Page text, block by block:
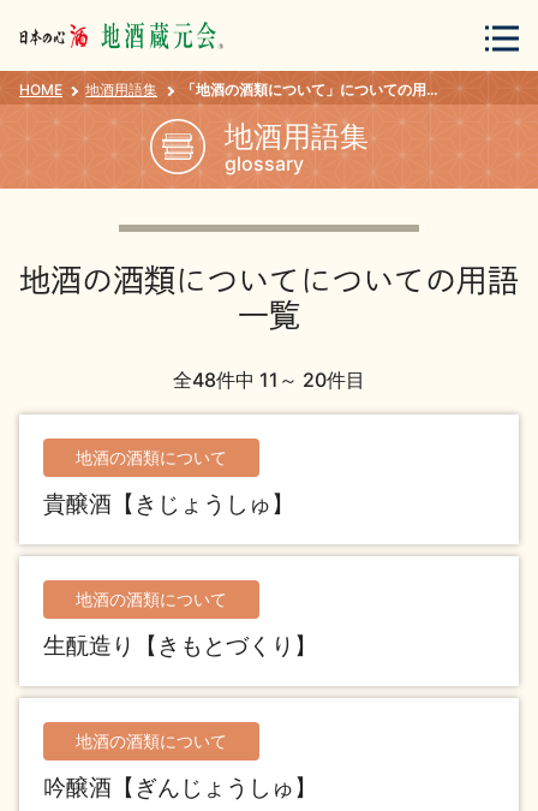
会員登録 ログイン
蔵元紀行 地酒カタログ
地酒用語集
お楽しみコンテンツ
HOME 地酒用語集 「地酒の酒類について」についての用語一覧
地酒用語集
glossary
地酒の酒類についてについての用語
一覧
全48件中 11～ 20件目
地酒の酒類について
貴醸酒【きじょうしゅ】
地酒の酒類について
生酛造り【きもとづくり】
地酒の酒類について
吟醸酒【ぎんじょうしゅ】